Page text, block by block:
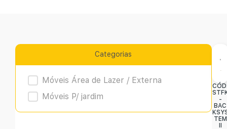
Categorias
Product Archive
Móveis Área de Lazer / Externa
Móveis P/ jardim
-
BAC
TEM